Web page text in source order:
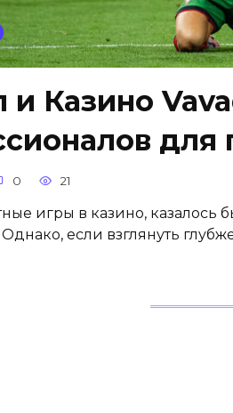
и Казино
для
0 21
игры в казино,
Однако, если взглянуть